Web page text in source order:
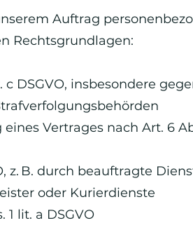
Auftrag
Rechtsgrundlagen:
DSGVO, insbesondere
Vertrages nach Art. 6
z. B. durch beauftragte
oder Kurierdienste
lit. a DSGVO